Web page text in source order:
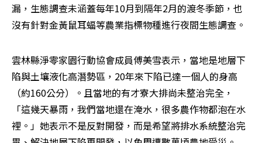
漏，生態調查未涵蓋每年10月到隔年2月的渡冬季節，也
沒有針對金黃鼠耳蝠等農業指標物種進行夜間生態調查。
雲林縣淨零家園行動協會成員傅美雪表示，當地是地層下
陷與土壤液化高潛勢區，20年來下陷已達一個人的身高
（約160公分）。且當地的有才寮大排尚未整治完全，
「這幾天暴雨，我們當地還在淹水，很多農作物都泡在水
裡。」她表示不是反對開發，而是希望將排水系統整治完